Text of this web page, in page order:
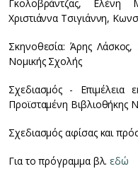
Γκολοβράντζας, Ελένη
Χριστιάννα Τσιγιάννη,
Σκηνοθεσία: Άρης
Νομικής Σχολής
Σχεδιασμός - Επιμέλεια
Προϊσταμένη Βιβλιοθήκης
Σχεδιασμός αφίσας και
Για το πρόγραμμα βλ.εδώ